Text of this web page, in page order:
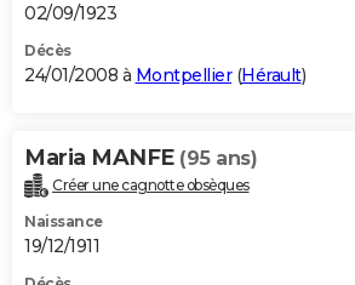
02/09/1923
Décès
24/01/2008 à Montpellier(Hérault)
Maria MANFE (95 ans)
Créer une cagnotte obsèques
Naissance
19/12/1911